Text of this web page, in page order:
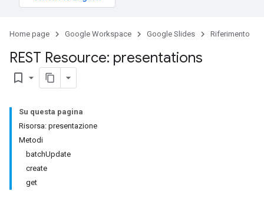
Home page Google Workspace Google Slides Riferimento
REST Resource: presentations
bookmark_border
Su questa pagina
Risorsa: presentazione
Metodi
batchUpdate
create
get